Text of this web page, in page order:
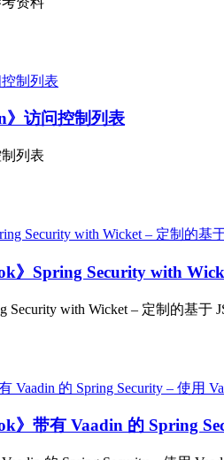
》访问控制列表
列表
》Spring Security with
Security with Wicket – 定制的基于
》带有 Vaadin 的 Spring